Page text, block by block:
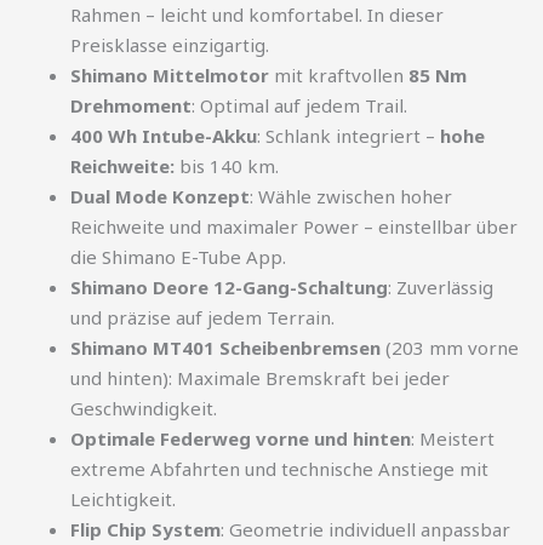
Rahmen – leicht und komfortabel. In dieser
Preisklasse einzigartig.
Shimano Mittelmotor mit kraftvollen 85 Nm
Drehmoment: Optimal auf jedem Trail.
400 Wh Intube-Akku: Schlank integriert – hohe
Reichweite: bis 140 km.
Dual Mode Konzept: Wähle zwischen hoher
Reichweite und maximaler Power – einstellbar über
die Shimano E-Tube App.
Shimano Deore 12-Gang-Schaltung: Zuverlässig
und präzise auf jedem Terrain.
Shimano MT401 Scheibenbremsen (203 mm vorne
und hinten): Maximale Bremskraft bei jeder
Geschwindigkeit.
Optimale Federweg vorne und hinten: Meistert
extreme Abfahrten und technische Anstiege mit
Leichtigkeit.
Flip Chip System: Geometrie individuell anpassbar